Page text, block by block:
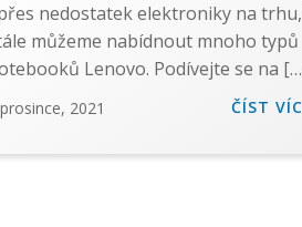
nedostatek elektroniky na
můžeme nabídnout mnoho typů
Lenovo. Podívejte se na
2021 ČÍST